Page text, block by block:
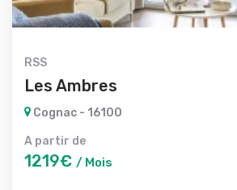
RSS
Les Ambres
Cognac - 16100
A partir de
1219€ / Mois